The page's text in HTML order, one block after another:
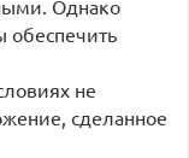
Однако
обеспечить
не
сделанное